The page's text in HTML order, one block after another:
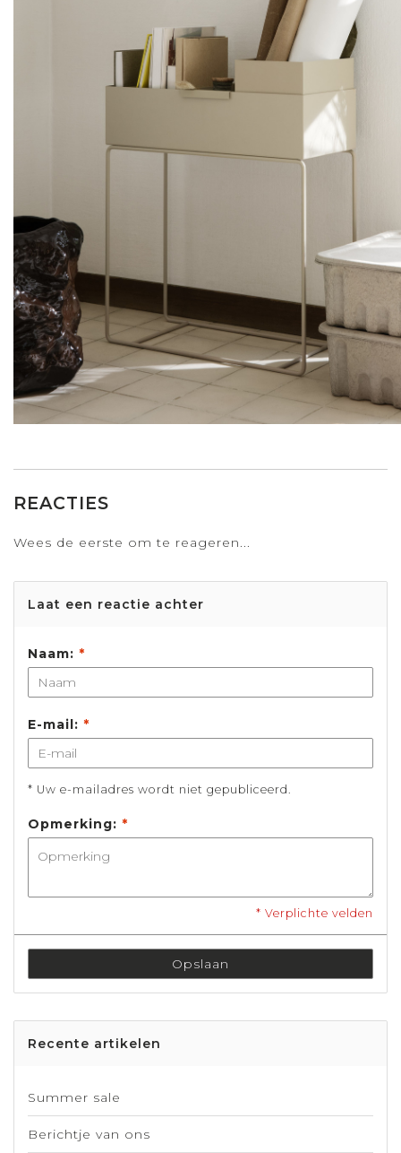
REACTIES
Wees de eerste om te reageren...
Laat een reactie achter
Naam: *
E-mail: *
* Uw e-mailadres wordt niet gepubliceerd.
Opmerking: *
* Verplichte velden
Opslaan
Recente artikelen
Summer sale
Berichtje van ons